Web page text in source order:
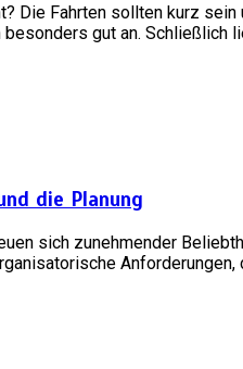
Die Fahrten sollten kurz
gut an. Schließlich
die Planung
sich zunehmender